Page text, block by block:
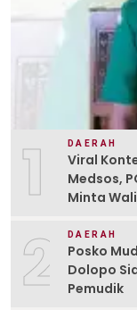
1 DAERAH
Viral
Medsos,
Minta
2 DAERAH
Posko
Dolopo
Pemudik